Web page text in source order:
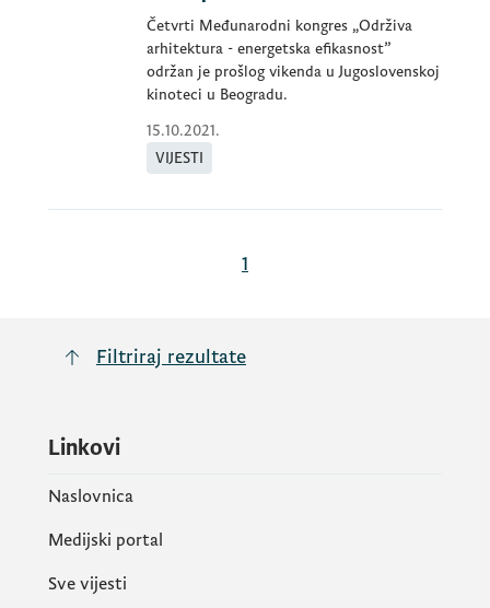
Četvrti Međunarodni kongres „Održiva
arhitektura - energetska efikasnost”
održan je prošlog vikenda u Jugoslovenskoj
kinoteci u Beogradu.
15.10.2021.
VIJESTI
1
Filtriraj rezultate
Linkovi
Naslovnica
Medijski portal
Sve vijesti